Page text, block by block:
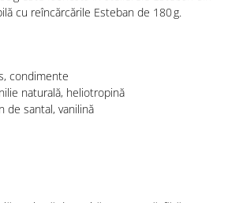
cu reîncărcările Esteban de 180 g.
condimente
naturală, heliotropină
de santal, vanilină